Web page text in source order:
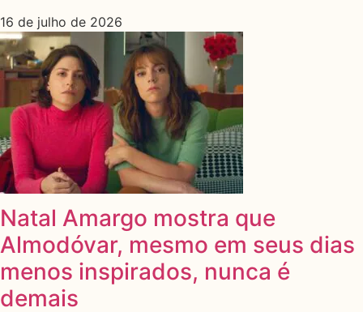
16 de julho de 2026
Natal Amargo mostra que
Almodóvar, mesmo em seus dias
menos inspirados, nunca é
demais